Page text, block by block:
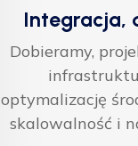
Integracja,
Dobieramy,
optymalizację
skalowalność i